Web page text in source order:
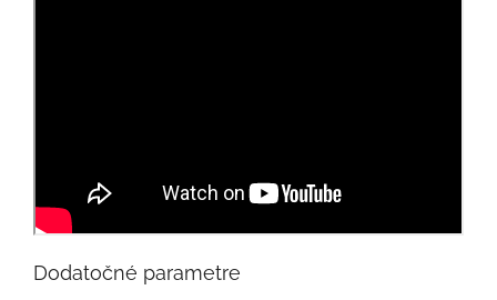
Dodatočné parametre